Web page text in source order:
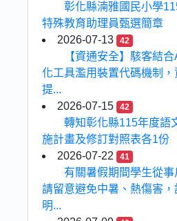
彰化縣湳雅國民小學
特殊教育助理員甄選簡章
2026-07-13
42
【資通安全】駭客結
化工具濫用裝置代碼機制，
提...
2026-07-15
42
轉知彰化縣115年度語
施計畫及修訂對照表各1份
2026-07-22
41
有關暑假期間學生從事
請留意避免中暑、熱傷害，
明...